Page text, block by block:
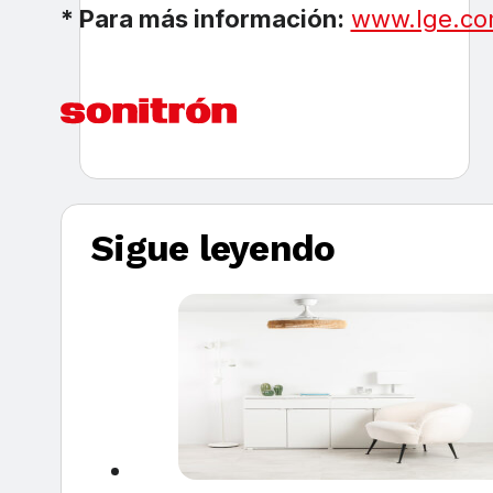
* Para más información:
Sigue leyendo